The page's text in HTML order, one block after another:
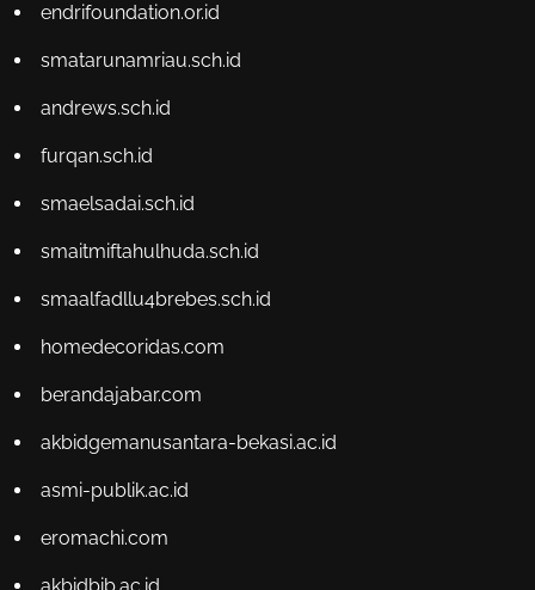
endrifoundation.or.id
smatarunamriau.sch.id
andrews.sch.id
furqan.sch.id
smaelsadai.sch.id
smaitmiftahulhuda.sch.id
smaalfadllu4brebes.sch.id
homedecoridas.com
berandajabar.com
akbidgemanusantara-bekasi.ac.id
asmi-publik.ac.id
eromachi.com